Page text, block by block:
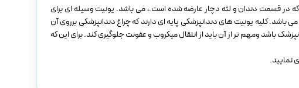
در قسمت دندان و لثه دچار عارضه شده است.، می باشد. یونیت وسیله ای برای
باشد. کلیه یونیت های دندانپزشکی پایه ای دارند که چراغ دندانپزشکی برروی آن
باشد ومهم تر از آن باید از انتقال میکروب و عفونت جلوگیری کند. برای این که
نمایید.